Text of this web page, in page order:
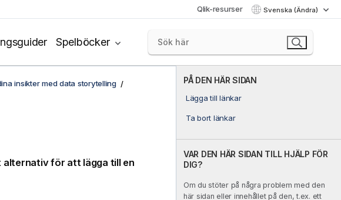
Qlik-resurser Svenska (Ändra)
Spelböcker
PÅ DEN HÄR SIDAN
Lägga till länkar
Ta bort länkar
VAR DEN HÄR SIDAN TILL HJÄLP FÖR
DIG?
Om du stöter på några problem med den
här sidan eller innehållet på den, t.ex. ett
insikter med data storytelling
för att lägga till en